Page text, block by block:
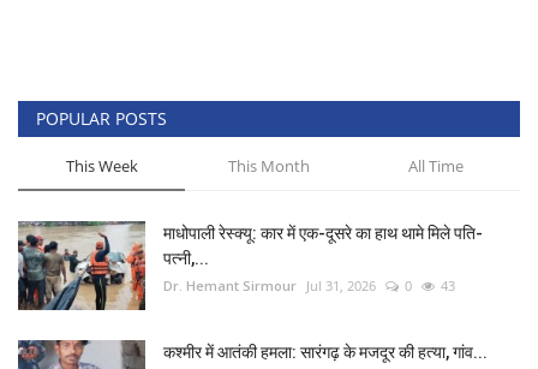
POPULAR POSTS
This Week This Month All Time
माधोपाली रेस्क्यू: कार में एक-दूसरे का हाथ थामे मिले पति-
पत्नी,...
Dr. Hemant Sirmour Jul 31, 2026 0 43
कश्मीर में आतंकी हमला: सारंगढ़ के मजदूर की हत्या, गांव...